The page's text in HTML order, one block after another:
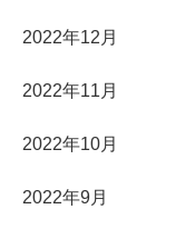
2022年12月
2022年11月
2022年10月
2022年9月